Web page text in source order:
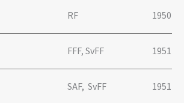
RF 1950
FFF, SvFF 1951
SAF, SvFF 1951